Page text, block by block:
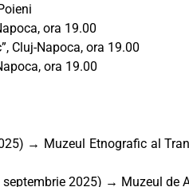
ora 19.00
Cluj-Napoca, ora 19.00
ora 19.00
→ Muzeul Etnografic al
2025) → Muzeul de